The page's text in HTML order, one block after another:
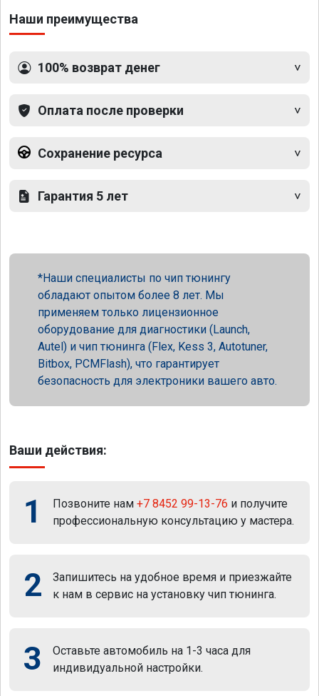
Наши преимущества
100% возврат денег
Оплата после проверки
Сохранение ресурса
Гарантия 5 лет
Наши специалисты по чип тюнингу
обладают опытом более 8 лет. Мы
применяем только лицензионное
оборудование для диагностики (Launch,
Autel) и чип тюнинга (Flex, Kess 3, Autotuner,
Bitbox, PCMFlash), что гарантирует
безопасность для электроники вашего авто.
Ваши действия:
1 Позвоните нам +7 8452 99-13-76 и получите
профессиональную консультацию у мастера.
2
Запишитесь на удобное время и приезжайте
к нам в сервис на установку чип тюнинга.
3
Оставьте автомобиль на 1-3 часа для
индивидуальной настройки.